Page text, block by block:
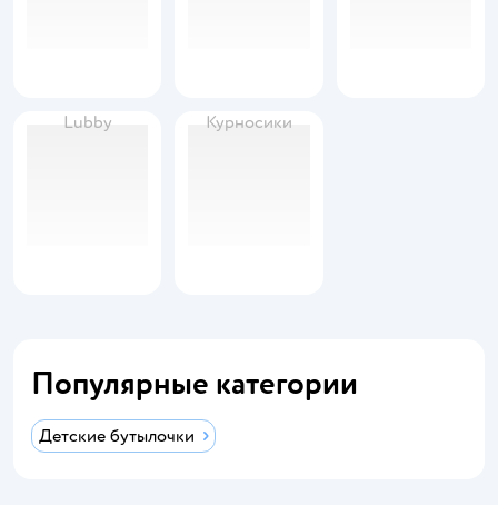
Lubby Курносики
Популярные категории
Детские бутылочки